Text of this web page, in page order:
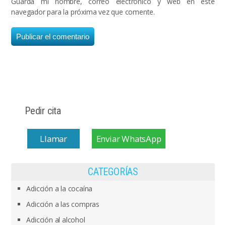
navegador para la próxima vez que comente.
Pedir cita
Llamar Enviar WhatsApp
CATEGORÍAS
Adicción a la cocaína
Adicción a las compras
Adicción al alcohol